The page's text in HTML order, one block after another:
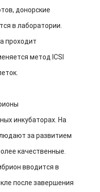
донорские
в лаборатории.
проходит
метод ICSI
инкубаторах. На
за развитием
качественные.
вводится в
после завершения